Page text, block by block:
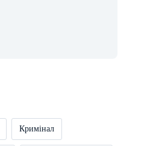
Кримінал